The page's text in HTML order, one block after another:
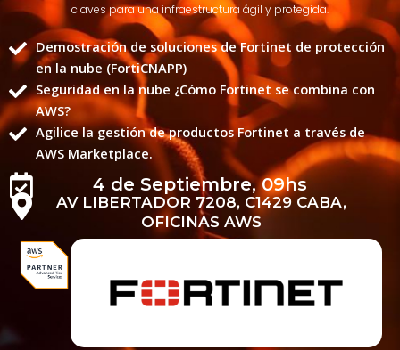
claves para una infraestructura ágil y protegida.
Demostración de soluciones de Fortinet de protección
en la nube (FortiCNAPP)
Seguridad en la nube ¿Cómo Fortinet se combina con
AWS?
Agilice la gestión de productos Fortinet a través de
AWS Marketplace.
4 de Septiembre, 09hs
AV LIBERTADOR 7208, C1429 CABA,
OFICINAS AWS